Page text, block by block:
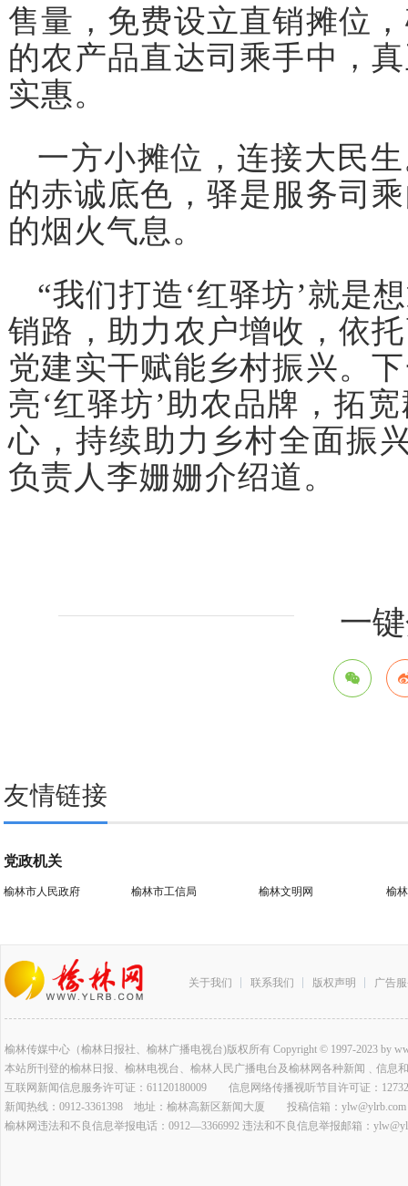
售量，免费设立直销摊位
的农产品直达司乘手中，
实惠。
一方小摊位，连接大民
的赤诚底色，驿是服务司
的烟火气息。
“我们打造‘红驿坊’就是
销路，助力农户增收，依
党建实干赋能乡村振兴。
亮‘红驿坊’助农品牌，拓
心，持续助力乡村全面振
负责人李姗姗介绍道。
一
友情链接
党政机关
榆林市人民政府 榆林市工信局 榆林文明网 榆
关于我们 联系我们 版权声明 广告
榆林传媒中心（榆林日报社、榆林广播电视台)版权所有 Copyright © 1997-2023 by
本站所刊登的榆林日报、榆林电视台、榆林人民广播电台及榆林网各种新闻﹑信
互联网新闻信息服务许可证：61120180009 信息网络传播视听节目许可证：
新闻热线：0912-3361398 地址：榆林高新区新闻大厦 投稿信箱：ylw@ylrb.com
榆林网违法和不良信息举报电话：0912—3366992 违法和不良信息举报邮箱：